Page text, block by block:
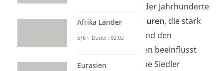
entwickelten im Laufe der Jahrhunderte
viele verschiedene
Kulturen, die stark
von ihrer Umgebung und den
verfügbaren Ressourcen beeinflusst
wurden. Als europäische Siedler
Afrika Länder
5/6 – Dauer: 02:02
Eurasien